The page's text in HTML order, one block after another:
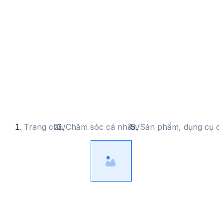
Trang chủ/Chăm sóc cá nhân/Sản phẩm, dụng cụ